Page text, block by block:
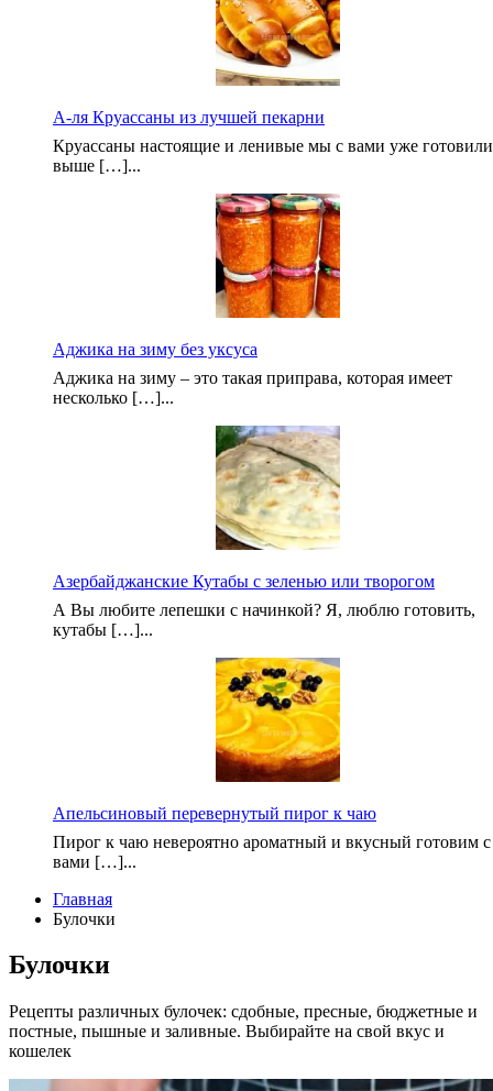
А-ля Круассаны из лучшей пекарни
Круассаны настоящие и ленивые мы с вами уже
выше […]...
Аджика на зиму без уксуса
Аджика на зиму – это такая приправа, которая имеет
несколько […]...
Азербайджанские Кутабы с зеленью или творогом
А Вы любите лепешки с начинкой? Я, люблю готовить,
кутабы […]...
Апельсиновый перевернутый пирог к чаю
Пирог к чаю невероятно ароматный и вкусный готовим с
вами […]...
Главная
Булочки
Булочки
Рецепты различных булочек: сдобные, пресные, бюджетные и
постные, пышные и заливные. Выбирайте на свой вкус и
кошелек